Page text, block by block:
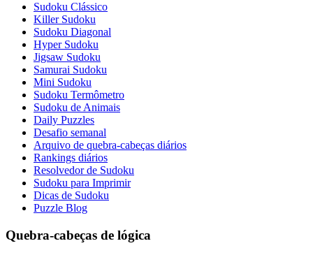
Sudoku Clássico
Killer Sudoku
Sudoku Diagonal
Hyper Sudoku
Jigsaw Sudoku
Samurai Sudoku
Mini Sudoku
Sudoku Termômetro
Sudoku de Animais
Daily Puzzles
Desafio semanal
Arquivo de quebra-cabeças diários
Rankings diários
Resolvedor de Sudoku
Sudoku para Imprimir
Dicas de Sudoku
Puzzle Blog
Quebra-cabeças de lógica